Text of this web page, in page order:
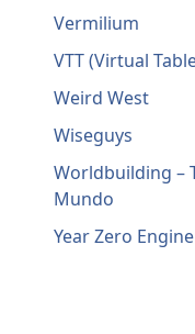
Vermilium
VTT (Virtual
Weird West
Wiseguys
Worldbuilding –
Mundo
Year Zero Engine